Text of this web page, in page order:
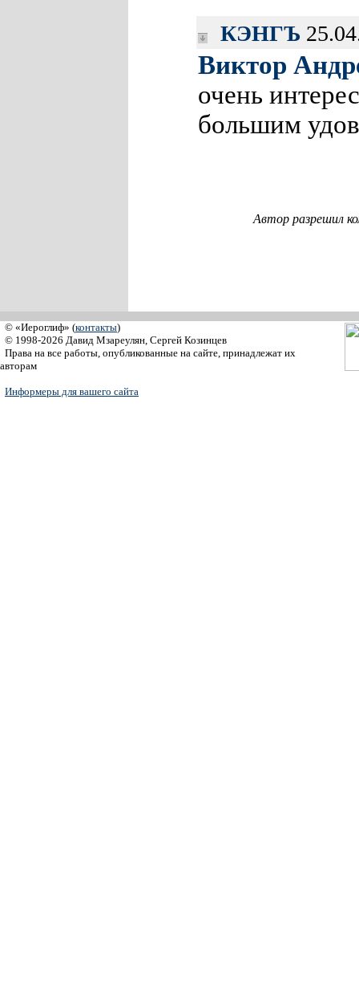
КЭНГЪ
Виктор
очень
большим
Автор разрешил
© «Иероглиф» (контакты)
© 1998-2026 Давид Мзареулян, Сергей Козинцев
Права на все работы, опубликованные на сайте, принадлежат их
авторам
Информеры для вашего сайта